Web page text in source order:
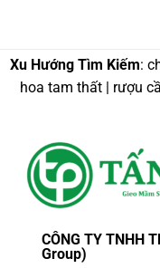
Xu Hướng Tìm Kiếm:
hoa tam thất | rượu
CÔNG TY TNHH
Group)